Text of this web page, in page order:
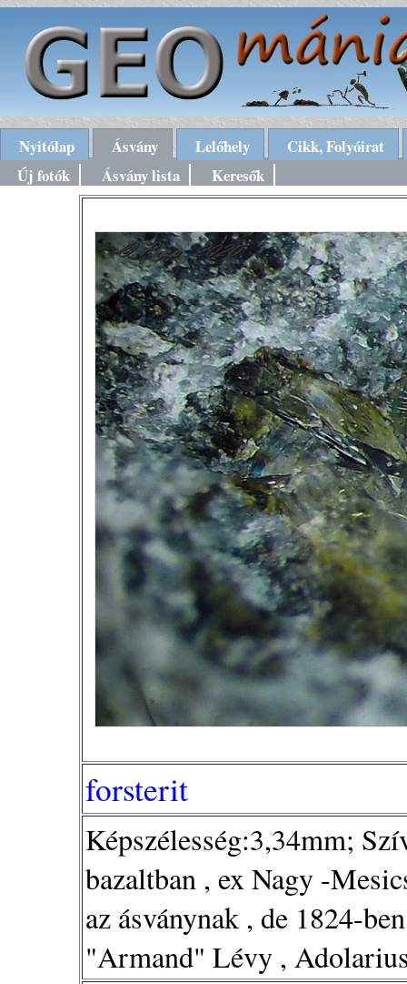
Nyitólap Ásvány Lelőhely
Cikk, Folyóirat
Új fotók
Ásvány lista Keresők
forsterit
Képszélesség:3,34mm;
bazaltban , ex Nagy -
az ásványnak , de 1824-
"Armand" Lévy ,